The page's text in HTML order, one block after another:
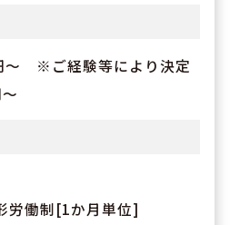
～ ※ご経験等により決定
労働制[1か月単位]